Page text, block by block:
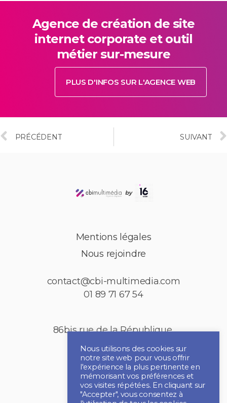
Agence de création de site
internet corporate et outil
métier sur-mesure
PLUS D'INFOS SUR L'AGENCE WEB
PRÉCÉDENT SUIVANT
Mentions légales
Nous rejoindre
contact@cbi-multimedia.com
01 89 71 67 54
86bis rue de la République,
92150 Puteaux
Nous utilisons des cookies sur
notre site web pour vous offrir
l'expérience la plus pertinente en
mémorisant vos préférences et
vos visites répétées. En cliquant sur
"Accepter", vous consentez à